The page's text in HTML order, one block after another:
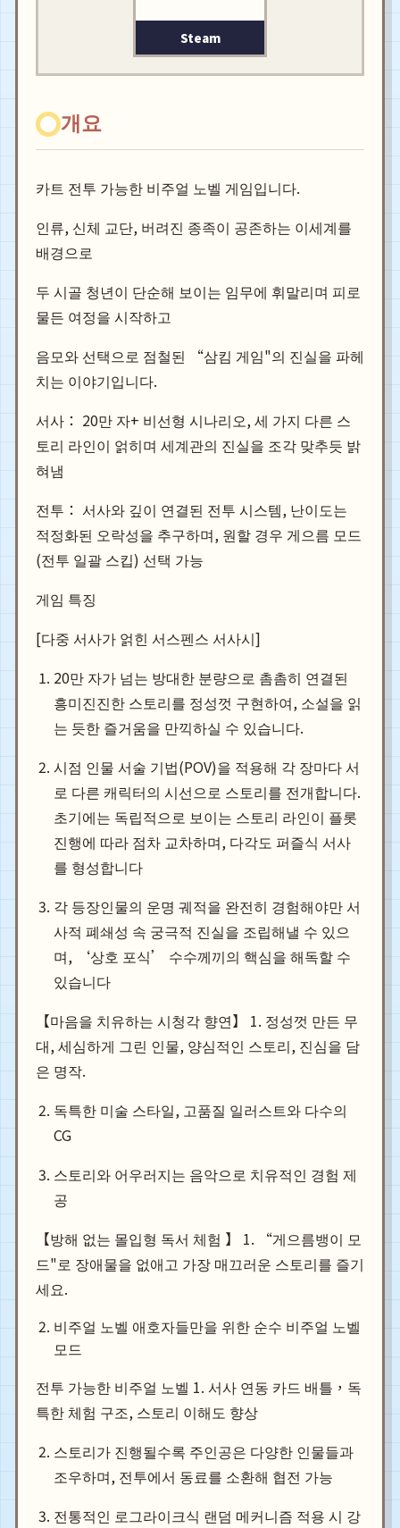
Steam
개요
카트 전투 가능한 비주얼 노벨 게임입니다.
인류, 신체 교단, 버려진 종족이 공존하는 이세계를
배경으로
두 시골 청년이 단순해 보이는 임무에 휘말리며 피로
물든 여정을 시작하고
음모와 선택으로 점철된 “삼킴 게임"의 진실을 파헤
치는 이야기입니다.
서사： 20만 자+ 비선형 시나리오, 세 가지 다른 스
토리 라인이 얽히며 세계관의 진실을 조각 맞추듯 밝
혀냄
전투： 서사와 깊이 연결된 전투 시스템, 난이도는
적정화된 오락성을 추구하며, 원할 경우 게으름 모드
(전투 일괄 스킵) 선택 가능
게임 특징
[다중 서사가 얽힌 서스펜스 서사시]
20만 자가 넘는 방대한 분량으로 촘촘히 연결된
흥미진진한 스토리를 정성껏 구현하여, 소설을 읽
는 듯한 즐거움을 만끽하실 수 있습니다.
시점 인물 서술 기법(POV)을 적용해 각 장마다 서
로 다른 캐릭터의 시선으로 스토리를 전개합니다.
초기에는 독립적으로 보이는 스토리 라인이 플롯
진행에 따라 점차 교차하며, 다각도 퍼즐식 서사
를 형성합니다
각 등장인물의 운명 궤적을 완전히 경험해야만 서
사적 폐쇄성 속 궁극적 진실을 조립해낼 수 있으
며, ‘상호 포식’ 수수께끼의 핵심을 해독할 수
있습니다
【마음을 치유하는 시청각 향연】 1. 정성껏 만든 무
대, 세심하게 그린 인물, 양심적인 스토리, 진심을 담
은 명작.
독특한 미술 스타일, 고품질 일러스트와 다수의
CG
스토리와 어우러지는 음악으로 치유적인 경험 제
공
【방해 없는 몰입형 독서 체험 】 1. “게으름뱅이 모
드"로 장애물을 없애고 가장 매끄러운 스토리를 즐기
세요.
비주얼 노벨 애호자들만을 위한 순수 비주얼 노벨
모드
전투 가능한 비주얼 노벨 1. 서사 연동 카드 배틀，독
특한 체험 구조, 스토리 이해도 향상
스토리가 진행될수록 주인공은 다양한 인물들과
조우하며, 전투에서 동료를 소환해 협전 가능
전통적인 로그라이크식 랜덤 메커니즘 적용 시 강